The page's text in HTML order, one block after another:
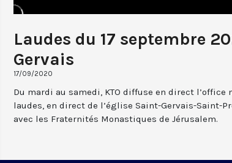
Laudes du 17 septembre
Gervais
17/09/2020
Du mardi au samedi, KTO diffuse en direct l’office
laudes, en direct de l’église Saint-Gervais-Saint-
avec les Fraternités Monastiques de Jérusalem.